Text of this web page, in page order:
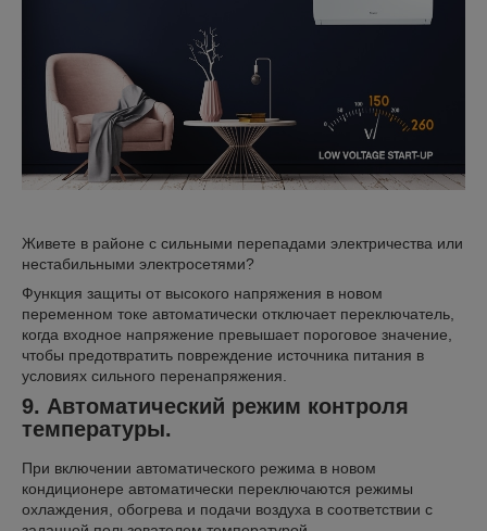
Живете в районе с сильными перепадами электричества или
нестабильными электросетями?
Функция защиты от высокого напряжения в новом
переменном токе автоматически отключает переключатель,
когда входное напряжение превышает пороговое значение,
чтобы предотвратить повреждение источника питания в
условиях сильного перенапряжения.
9. Автоматический режим контроля
температуры.
При включении автоматического режима в новом
кондиционере автоматически переключаются режимы
охлаждения, обогрева и подачи воздуха в соответствии с